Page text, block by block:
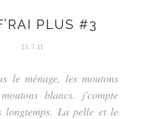
PLUS #3
21.7.11
le ménage, les moutons
blancs. j'compte
longtemps. La pelle et le